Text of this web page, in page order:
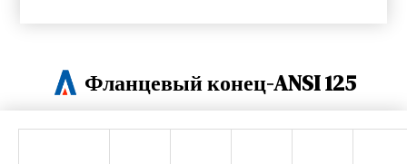
Фланцевый конец-ANSI 125